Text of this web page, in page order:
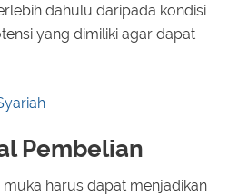
dahulu daripada kondisi
yang dimiliki agar dapat
Pembelian
harus dapat menjadikan